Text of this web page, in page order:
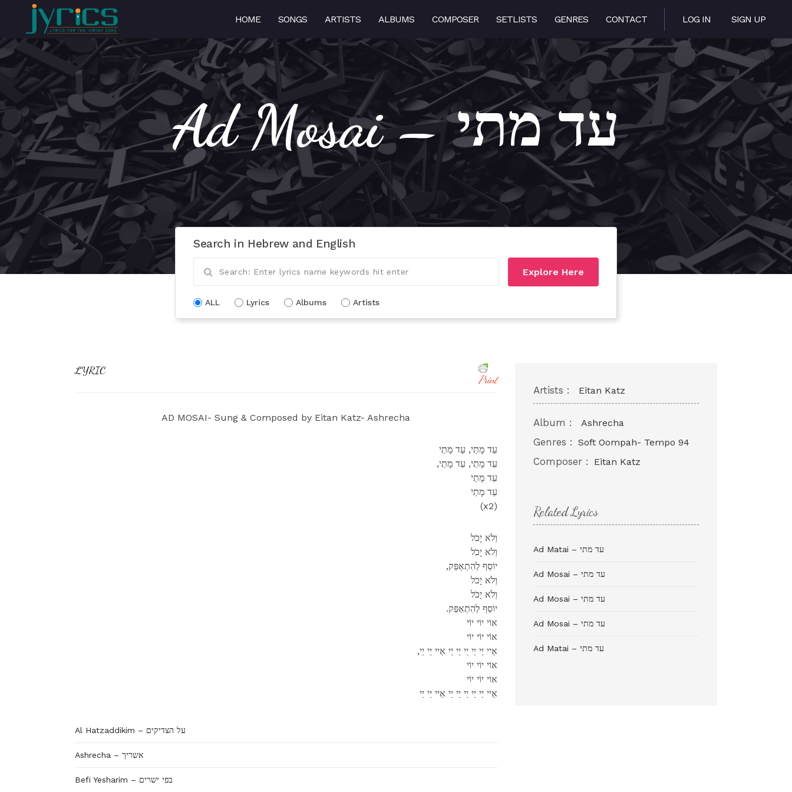
HOME SONGS ARTISTS ALBUMS COMPOSER SETLISTS GENRES CONTACT LOG IN SIGN UP
Ad Mosai – עד מתי
Search in Hebrew and English
Explore Here
ALL Lyrics Albums Artists
LYRIC
Print
AD MOSAI- Sung & Composed by Eitan Katz- Ashrecha
עַד מָתַי, עַד מָתַי
,עַד מָתַי, עַד מָתַי
עַד מָתַי
עַד מָתַי
(x2)
וְלֹא יָכֹל
וְלֹא יָכֹל
,יוֹסֵף לְהִתְאַפֵּק
וְלֹא יָכֹל
וְלֹא יָכֹל
.יוֹסֵף לְהִתְאַפֵּק
אוֹי יוֹי יוֹי
אוֹי יוֹי יוֹי
,אַיי יַי יַי יַי יַי יַי אַיי יַי יַי
אוֹי יוֹי יוֹי
אוֹי יוֹי יוֹי
אַיי יַי יַי יַי יַי יַי אַיי יַי יַי
Al Hatzaddikim – על הצדיקים
Ashrecha – אשריך
Befi Yesharim – בפי ישרים
Artists : Eitan Katz
Album : Ashrecha
Genres : Soft Oompah- Tempo 94
Composer : Eitan Katz
Related Lyrics
Ad Matai – עד מתי
Ad Mosai – עד מתי
Ad Mosai – עד מתי
Ad Mosai – עד מתי
Ad Matai – עד מתי